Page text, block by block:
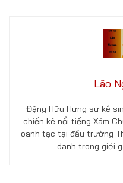
Lão
Đặng Hữu Hưng sư kê
chiến kê nổi tiếng Xám
oanh tạc tại đấu trường
danh trong giới